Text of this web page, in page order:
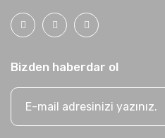
Bizden haberdar ol